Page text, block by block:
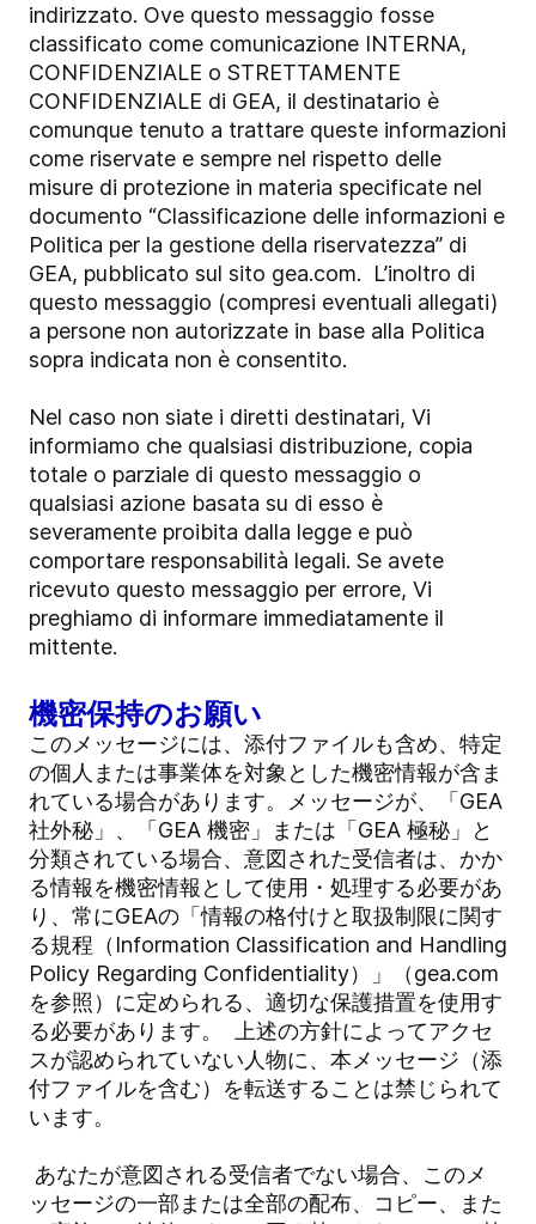
indirizzato. Ove questo messaggio fosse
classificato come comunicazione INTERNA,
CONFIDENZIALE o STRETTAMENTE
CONFIDENZIALE di GEA, il destinatario è
comunque tenuto a trattare queste informazioni
come riservate e sempre nel rispetto delle
misure di protezione in materia specificate nel
documento “Classificazione delle informazioni e
Politica per la gestione della riservatezza” di
GEA, pubblicato sul sito gea.com. L’inoltro di
questo messaggio (compresi eventuali allegati)
a persone non autorizzate in base alla Politica
sopra indicata non è consentito.
Nel caso non siate i diretti destinatari, Vi
informiamo che qualsiasi distribuzione, copia
totale o parziale di questo messaggio o
qualsiasi azione basata su di esso è
severamente proibita dalla legge e può
comportare responsabilità legali. Se avete
ricevuto questo messaggio per errore, Vi
preghiamo di informare immediatamente il
mittente.
機密保持のお願い
このメッセージには、添付ファイルも含め、特定
の個人または事業体を対象とした機密情報が含ま
れている場合があります。メッセージが、「GEA
社外秘」、「GEA 機密」または「GEA 極秘」と
分類されている場合、意図された受信者は、かか
る情報を機密情報として使用・処理する必要があ
り、常にGEAの「情報の格付けと取扱制限に関す
る規程（Information Classification and Handling
Policy Regarding Confidentiality）」（gea.com
を参照）に定められる、適切な保護措置を使用す
る必要があります。 上述の方針によってアクセ
スが認められていない人物に、本メッセージ（添
付ファイルを含む）を転送することは禁じられて
います。
あなたが意図される受信者でない場合、このメ
ッセージの一部または全部の配布、コピー、また